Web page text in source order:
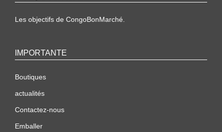
Les objectifs de CongoBonMarché.
IMPORTANTE
Boutiques
actualités
Contactez-nous
Emballer